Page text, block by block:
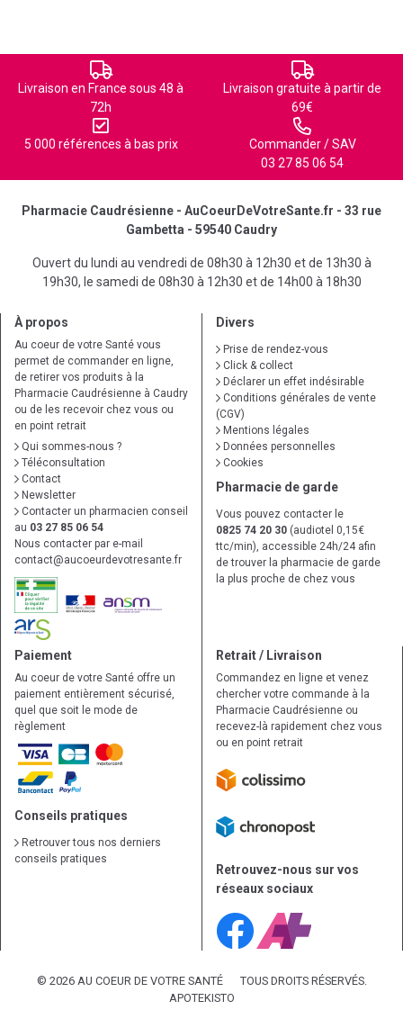
Livraison en France sous 48 à
72h
Livraison gratuite à partir de
69€
5 000 références à bas prix
Commander / SAV
03 27 85 06 54
Pharmacie Caudrésienne - AuCoeurDeVotreSante.fr - 33 rue
Gambetta - 59540 Caudry
Ouvert du lundi au vendredi de 08h30 à 12h30 et de 13h30 à
19h30, le samedi de 08h30 à 12h30 et de 14h00 à 18h30
À propos
Au coeur de votre Santé vous
permet de commander en ligne,
de retirer vos produits à la
Pharmacie Caudrésienne à Caudry
ou de les recevoir chez vous ou
en point retrait
Qui sommes-nous ?
Téléconsultation
Contact
Newsletter
Contacter un pharmacien conseil
au 03 27 85 06 54
Nous contacter par e-mail
contact@aucoeurdevotresante.fr
Divers
Prise de rendez-vous
Click & collect
Déclarer un effet indésirable
Conditions générales de vente
(CGV)
Mentions légales
Données personnelles
Cookies
Pharmacie de garde
Vous pouvez contacter le
0825 74 20 30 (audiotel 0,15€
ttc/min), accessible 24h/24 afin
de trouver la pharmacie de garde
la plus proche de chez vous
Paiement
Au coeur de votre Santé offre un
paiement entièrement sécurisé,
quel que soit le mode de
règlement
Conseils pratiques
Retrouver tous nos derniers
conseils pratiques
Retrait / Livraison
Commandez en ligne et venez
chercher votre commande à la
Pharmacie Caudrésienne ou
recevez-là rapidement chez vous
ou en point retrait
Retrouvez-nous sur vos
réseaux sociaux
© 2026 AU COEUR DE VOTRE SANTÉ
TOUS DROITS RÉSERVÉS.
APOTEKISTO